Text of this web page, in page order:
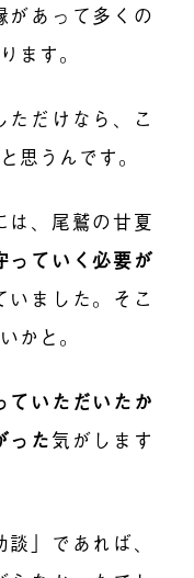
があって多くの
ます。
ただけなら、こ
思うんです。
は、尾鷲の甘夏
っていく必要が
いました。そこ
かと。
ていただいたか
った気がします
」であれば、